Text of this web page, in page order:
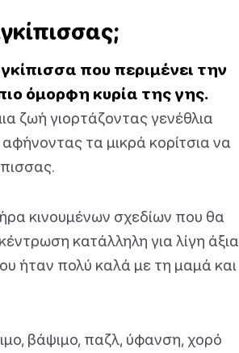
που περιμένει την
όμορφη κυρία της γης.
ζωή γιορτάζοντας γενέθλια
τα μικρά κορίτσια να
κινουμένων σχεδίων που θα
κατάλληλη για λίγη άξια
ήταν πολύ καλά με τη μαμά και
βάψιμο, παζλ, ύφανση, χορό